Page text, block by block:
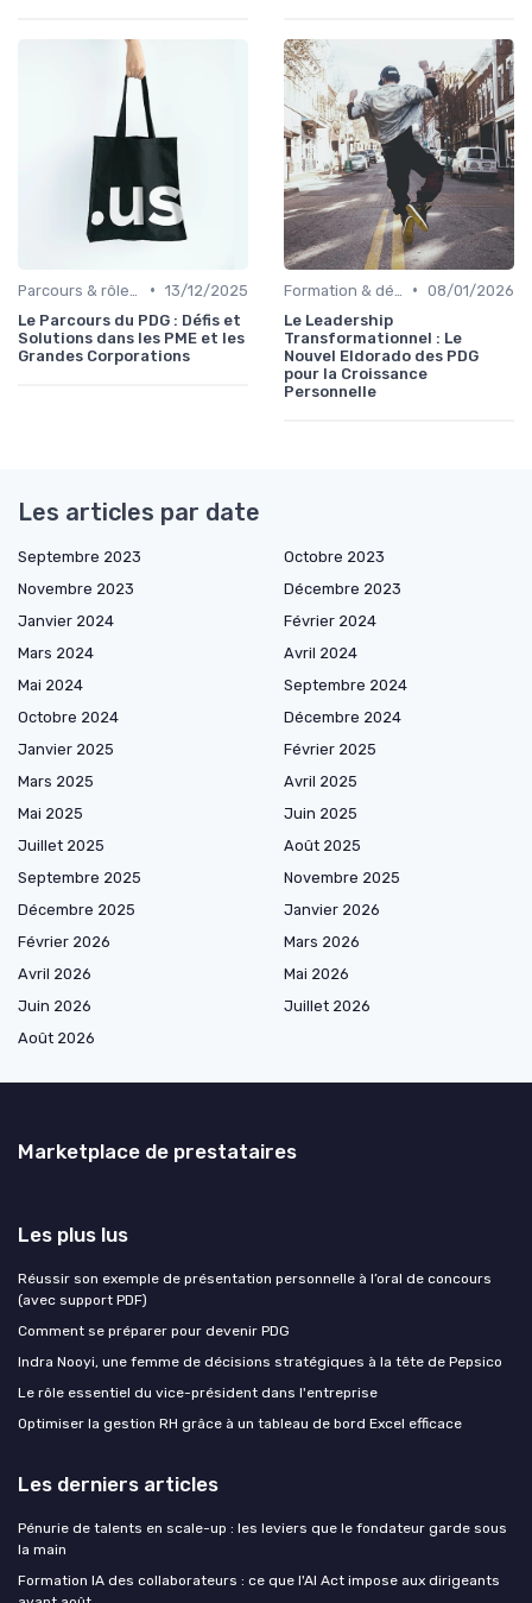
• 13/12/2025
Le Parcours du PDG : Défis et
Solutions dans les PME et les
Grandes Corporations
• 08/01/2026
Le Leadership
Transformationnel : Le
Nouvel Eldorado des PDG
pour la Croissance
Personnelle
Les articles par date
Septembre 2023
Octobre 2023
Novembre 2023
Décembre 2023
Janvier 2024
Février 2024
Mars 2024
Avril 2024
Mai 2024
Septembre 2024
Octobre 2024
Décembre 2024
Janvier 2025
Février 2025
Mars 2025
Avril 2025
Mai 2025
Juin 2025
Juillet 2025
Août 2025
Septembre 2025
Novembre 2025
Décembre 2025
Janvier 2026
Février 2026
Mars 2026
Avril 2026
Mai 2026
Juin 2026
Juillet 2026
Août 2026
Marketplace de prestataires
Les plus lus
Réussir son exemple de présentation personnelle à l’oral de concours
(avec support PDF)
Comment se préparer pour devenir PDG
Indra Nooyi, une femme de décisions stratégiques à la tête de Pepsico
Le rôle essentiel du vice-président dans l'entreprise
Optimiser la gestion RH grâce à un tableau de bord Excel efficace
Les derniers articles
Pénurie de talents en scale-up : les leviers que le fondateur garde sous
la main
Formation IA des collaborateurs : ce que l'AI Act impose aux dirigeants